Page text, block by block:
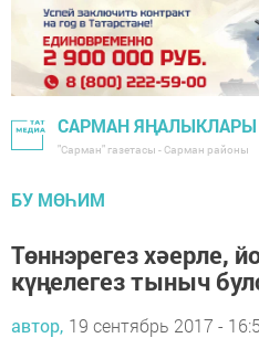
САРМАН ЯҢАЛЫКЛАРЫ
"Сарман" газетасы - Сарман районы
БУ МӨҺИМ
Төннэрегез хәерле,
күңелегез тыныч
автор, 19 сентябрь 2017 -